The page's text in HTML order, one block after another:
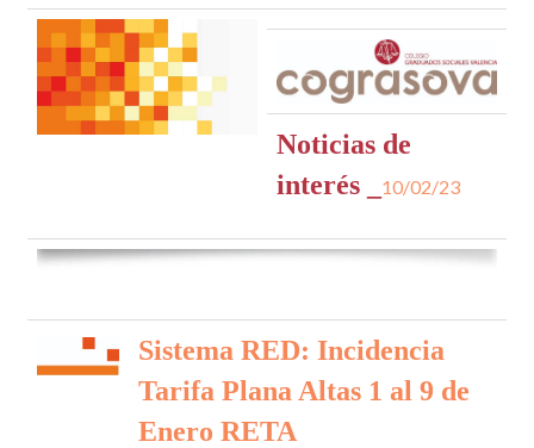
Noticias de
interés _
10/02/23
Sistema RED: Incidencia
Tarifa Plana Altas 1 al 9 de
Enero RETA